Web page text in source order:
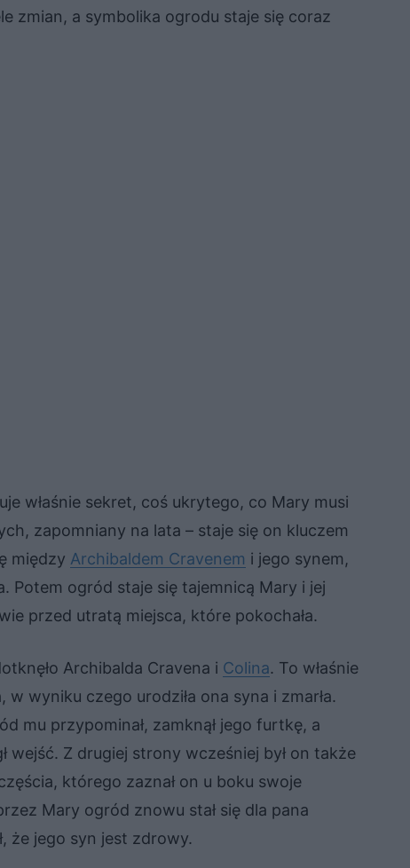
zmian, a symbolika ogrodu staje się coraz
właśnie sekret, coś ukrytego, co Mary musi
zapomniany na lata – staje się on kluczem
między Archibaldem Cravenem i jego synem,
Potem ogród staje się tajemnicą Mary i jej
przed utratą miejsca, które pokochała.
Archibalda Cravena i Colina. To właśnie
w wyniku czego urodziła ona syna i zmarła.
mu przypominał, zamknął jego furtkę, a
wejść. Z drugiej strony wcześniej był on także
którego zaznał on u boku swoje
Mary ogród znowu stał się dla pana
że jego syn jest zdrowy.